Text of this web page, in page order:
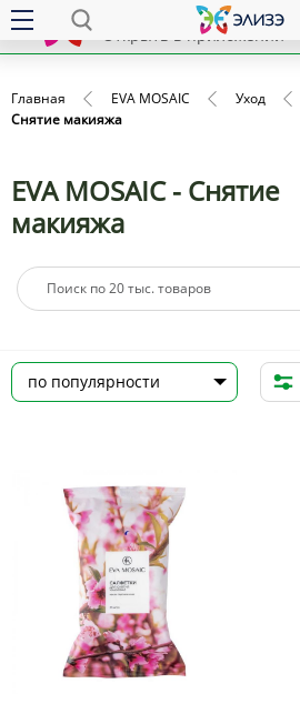
x
Открыть в приложении
Главная EVA MOSAIC Уход
Снятие макияжа
EVA MOSAIC - Снятие
макияжа